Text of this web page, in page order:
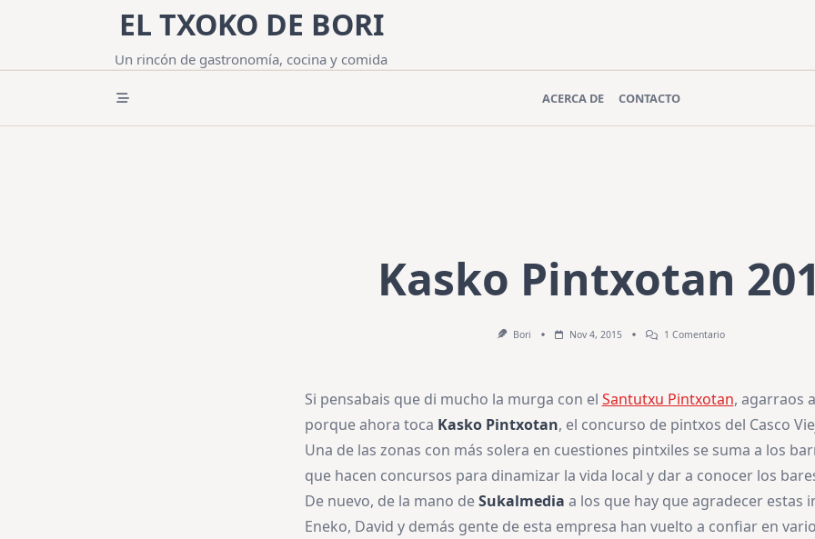
EL TXOKO DE BORI
Un rincón de gastronomía, cocina y comida
ACERCA DE CONTACTO
Kasko Pintxotan
Bori Nov 4, 2015 1 ComentarioEn
Si pensabais que di mucho la murga con el Santutxu Pintxotan, agarraos
porque ahora toca Kasko Pintxotan, el concurso de pintxos del Casco
Una de las zonas con más solera en cuestiones pintxiles se suma a los
que hacen concursos para dinamizar la vida local y dar a conocer los
De nuevo, de la mano deSukalmedia a los que hay que agradecer estas
Eneko, David y demás gente de esta empresa han vuelto a confiar en